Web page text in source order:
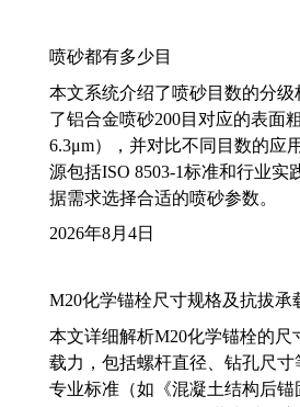
喷砂都有多少目
本文系统介绍了喷砂目数的分
了铝合金喷砂200目对应的表面
6.3μm），并对比不同目数的应
源包括ISO 8503-1标准和行业实
据需求选择合适的喷砂参数。
2026年8月4日
M20化学锚栓尺寸规格及抗拔承
本文详细解析M20化学锚栓的尺
载力，包括螺杆直径、钻孔尺
专业标准（如《混凝土结构后锚